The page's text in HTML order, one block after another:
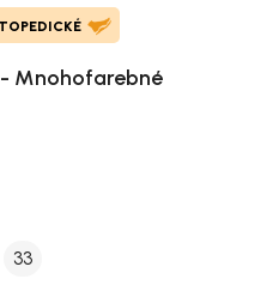
- Mnohofarebné
33